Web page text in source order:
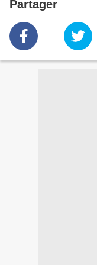
Partager